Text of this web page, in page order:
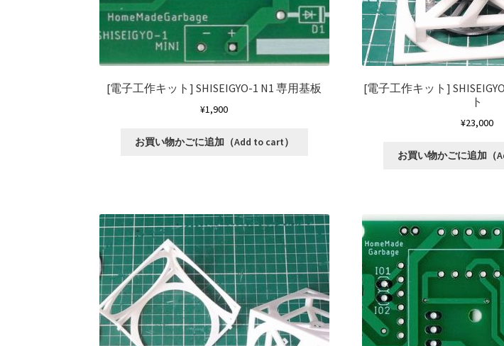
[電子工作キット]SHISEIGYO-1 N1 専用基板
¥1,900
お買い物かごに追加（Add to cart）
[電子工作キット]
ト
¥23,000
お買い物かごに追加（